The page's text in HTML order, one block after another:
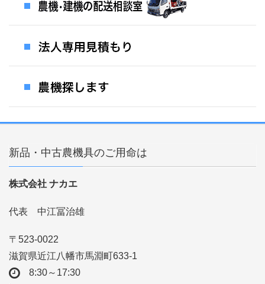
新品・中古農機具のご用命は
株式会社 ナカエ
代表 中江冨治雄
〒523-0022
滋賀県近江八幡市馬淵町633-1
8:30～17:30